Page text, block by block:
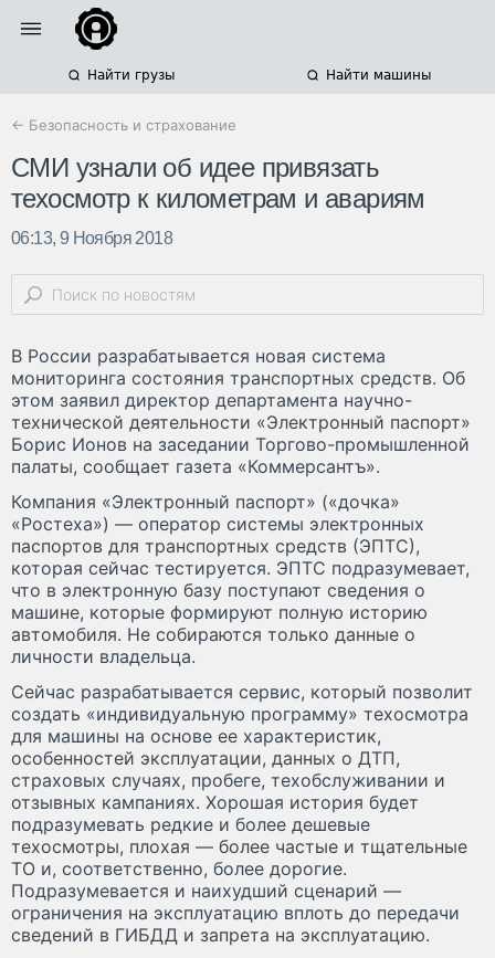
Найти грузы Найти машины
← Безопасность и страхование
СМИ узнали об идее привязать
техосмотр к километрам и авариям
06:13, 9 Ноября 2018
В России разрабатывается новая система
мониторинга состояния транспортных средств. Об
этом заявил директор департамента научно-
технической деятельности «Электронный паспорт»
Борис Ионов на заседании Торгово-промышленной
палаты, сообщает газета «Коммерсантъ».
Компания «Электронный паспорт» («дочка»
«Ростеха») — оператор системы электронных
паспортов для транспортных средств (ЭПТС),
которая сейчас тестируется. ЭПТС подразумевает,
что в электронную базу поступают сведения о
машине, которые формируют полную историю
автомобиля. Не собираются только данные о
личности владельца.
Сейчас разрабатывается сервис, который позволит
создать «индивидуальную программу» техосмотра
для машины на основе ее характеристик,
особенностей эксплуатации, данных о ДТП,
страховых случаях, пробеге, техобслуживании и
отзывных кампаниях. Хорошая история будет
подразумевать редкие и более дешевые
техосмотры, плохая — более частые и тщательные
ТО и, соответственно, более дорогие.
Подразумевается и наихудший сценарий —
ограничения на эксплуатацию вплоть до передачи
сведений в ГИБДД и запрета на эксплуатацию.